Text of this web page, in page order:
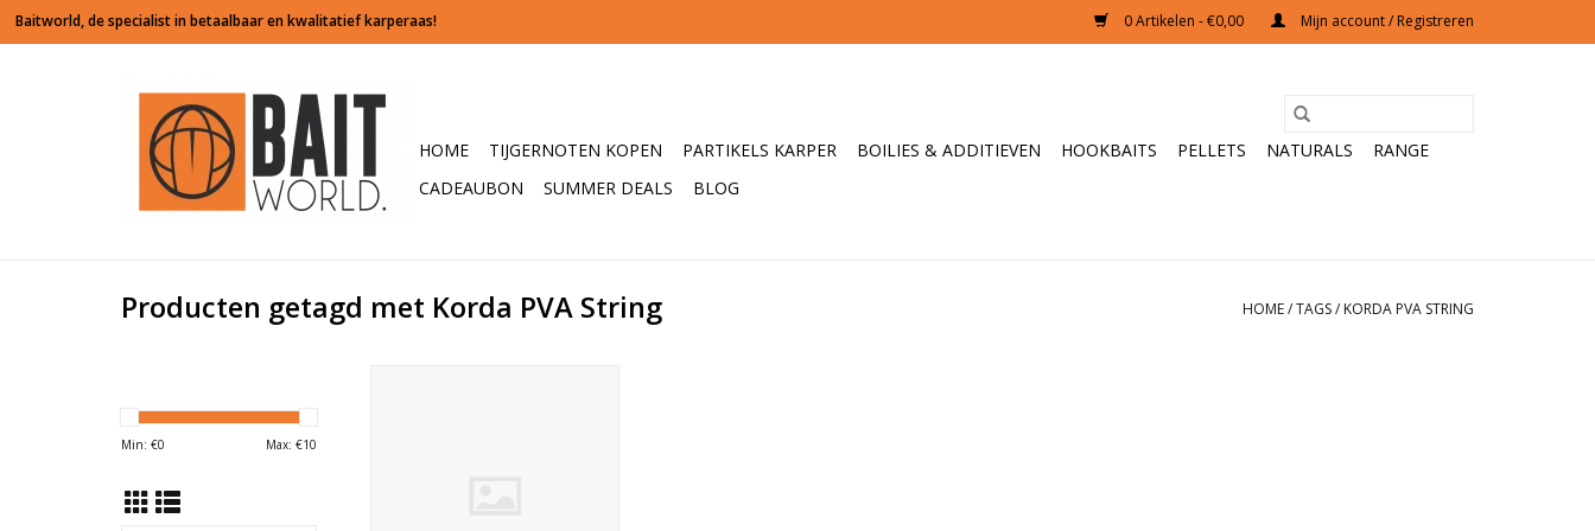
0 Artikelen - €0,00 Mijn account / Registreren
HOME TIJGERNOTEN KOPEN PARTIKELS KARPER BOILIES & ADDITIEVEN HOOKBAITS PELLETS NATURALS
RANGE
CADEAUBON
SUMMER DEALS BLOG
Producten getagd met Korda PVA String HOME/TAGS/ KORDA PVA STRING
Min: €0 Max: €10